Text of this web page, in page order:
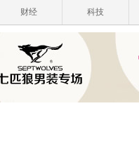
财经 科技